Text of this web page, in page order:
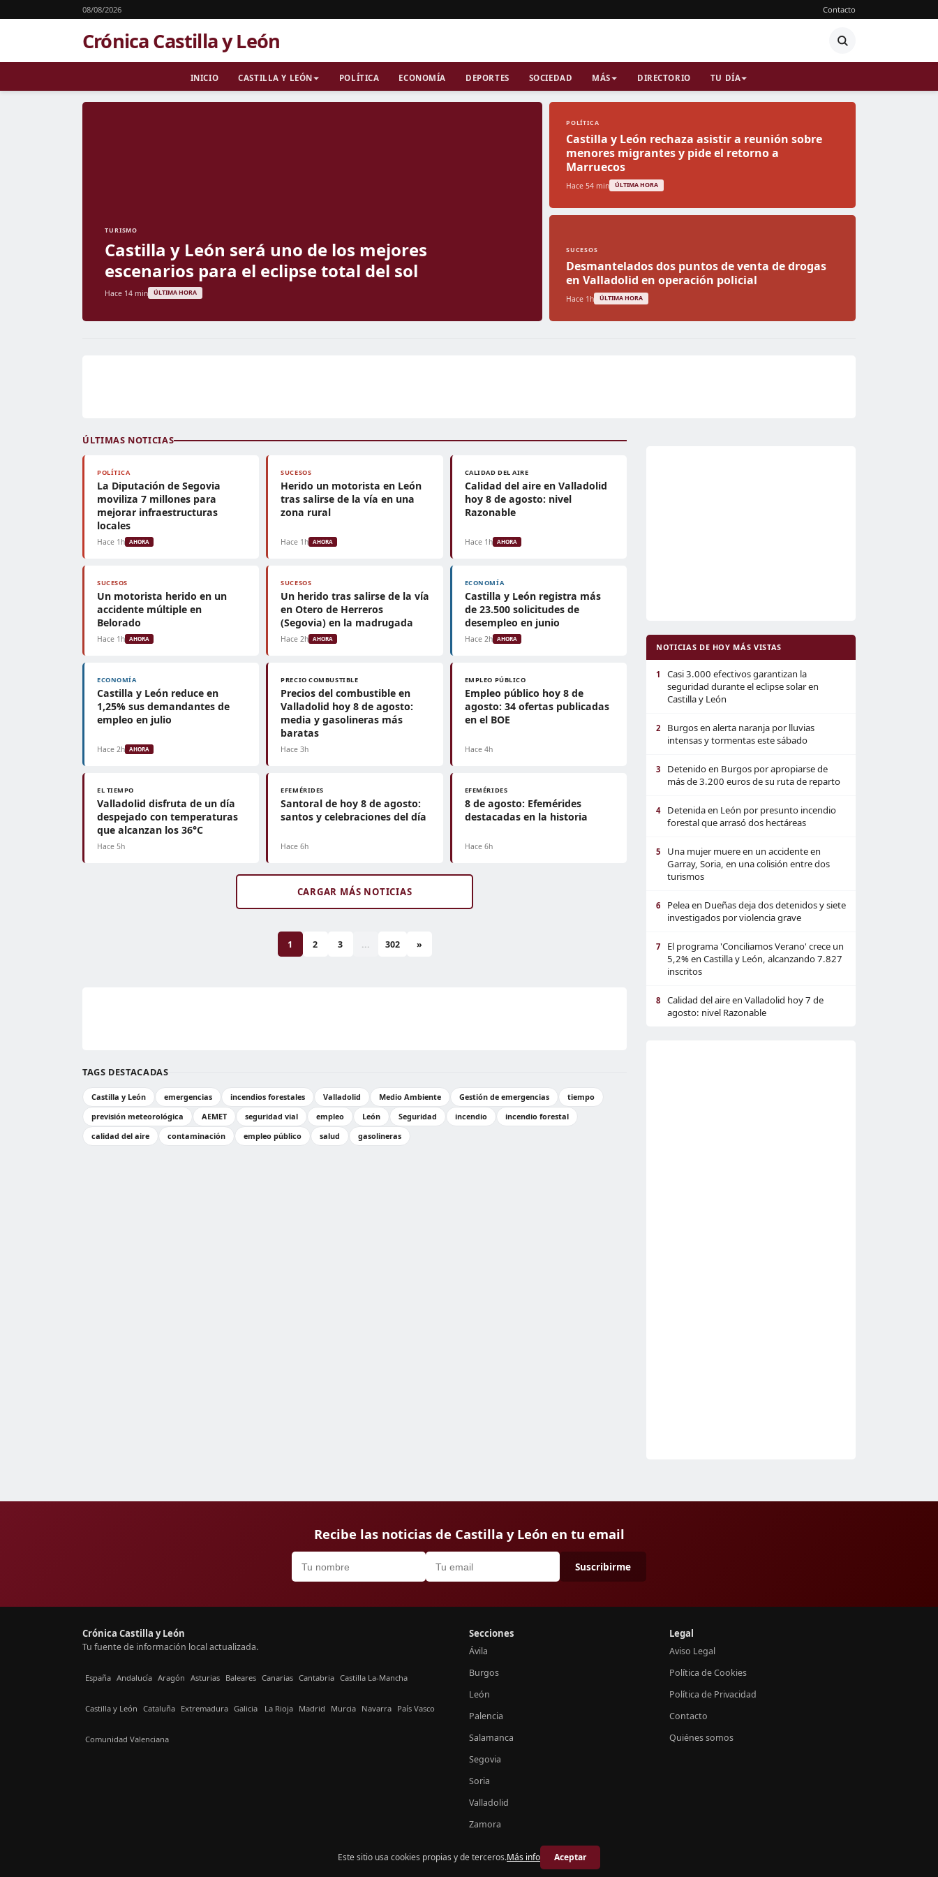
08/08/2026 Contacto
Crónica Castilla y León
INICIO CASTILLA Y LEÓN POLÍTICA ECONOMÍA DEPORTES SOCIEDAD MÁS DIRECTORIO TU DÍA
TURISMO
Castilla y León será uno de los mejores
escenarios para el eclipse total del sol
Hace 14 min ÚLTIMA HORA
POLÍTICA
Castilla y León rechaza asistir a reunión sobre
menores migrantes y pide el retorno a
Marruecos
Hace 54 min ÚLTIMA HORA
SUCESOS
Desmantelados dos puntos de venta de drogas
en Valladolid en operación policial
Hace 1h ÚLTIMA HORA
ÚLTIMAS NOTICIAS
POLÍTICA
La Diputación de Segovia
moviliza 7 millones para
mejorar infraestructuras
locales
Hace 1h AHORA
SUCESOS
Herido un motorista en León
tras salirse de la vía en una
zona rural
Hace 1h AHORA
CALIDAD DEL AIRE
Calidad del aire en Valladolid
hoy 8 de agosto: nivel
Razonable
Hace 1h AHORA
SUCESOS
Un motorista herido en un
accidente múltiple en
Belorado
Hace 1h AHORA
SUCESOS
Un herido tras salirse de la vía
en Otero de Herreros
(Segovia) en la madrugada
Hace 2h AHORA
ECONOMÍA
Castilla y León registra más
de 23.500 solicitudes de
desempleo en junio
Hace 2h AHORA
ECONOMÍA
Castilla y León reduce en
1,25% sus demandantes de
empleo en julio
Hace 2h AHORA
PRECIO COMBUSTIBLE
Precios del combustible en
Valladolid hoy 8 de agosto:
media y gasolineras más
baratas
Hace 3h
EMPLEO PÚBLICO
Empleo público hoy 8 de
agosto: 34 ofertas publicadas
en el BOE
Hace 4h
EL TIEMPO
Valladolid disfruta de un día
despejado con temperaturas
que alcanzan los 36°C
Hace 5h
EFEMÉRIDES
Santoral de hoy 8 de agosto:
santos y celebraciones del día
Hace 6h
EFEMÉRIDES
8 de agosto: Efemérides
destacadas en la historia
Hace 6h
CARGAR MÁS NOTICIAS
1 2 3 ... 302 »
TAGS DESTACADAS
Castilla y León emergencias incendios forestales Valladolid Medio Ambiente Gestión de emergencias
tiempo
previsión meteorológica
AEMET seguridad vial empleo León Seguridad incendio
incendio forestal
calidad del aire
contaminación empleo público salud gasolineras
NOTICIAS DE HOY MÁS VISTAS
1
Casi 3.000 efectivos garantizan la
seguridad durante el eclipse solar en
Castilla y León
2
Burgos en alerta naranja por lluvias
intensas y tormentas este sábado
3
Detenido en Burgos por apropiarse de
más de 3.200 euros de su ruta de reparto
4
Detenida en León por presunto incendio
forestal que arrasó dos hectáreas
5
Una mujer muere en un accidente en
Garray, Soria, en una colisión entre dos
turismos
6
Pelea en Dueñas deja dos detenidos y siete
investigados por violencia grave
7
El programa 'Conciliamos Verano' crece un
5,2% en Castilla y León, alcanzando 7.827
inscritos
8
Calidad del aire en Valladolid hoy 7 de
agosto: nivel Razonable
Recibe las noticias de Castilla y León en tu email
Suscribirme
Crónica Castilla y León
Tu fuente de información local actualizada.
España Andalucía Aragón Asturias Baleares Canarias Cantabria Castilla La-Mancha
Castilla y León Cataluña Extremadura Galicia La Rioja Madrid Murcia Navarra País Vasco
Comunidad Valenciana
Secciones
Ávila
Burgos
León
Palencia
Salamanca
Segovia
Soria
Valladolid
Zamora
Legal
Aviso Legal
Política de Cookies
Política de Privacidad
Contacto
Quiénes somos
© 2026 Crónica Castilla y León
Este sitio usa cookies propias y de terceros.Más info Aceptar